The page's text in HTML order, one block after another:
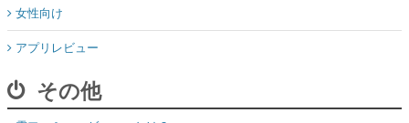
女性向け
アプリレビュー
その他